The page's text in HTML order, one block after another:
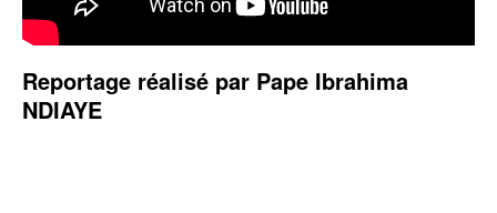
Reportage réalisé par Pape Ibrahima
NDIAYE